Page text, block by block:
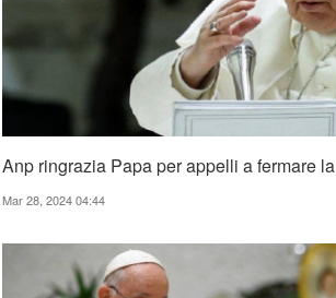
Anp ringrazia Papa per appelli a fermare
Mar 28, 2024 04:44